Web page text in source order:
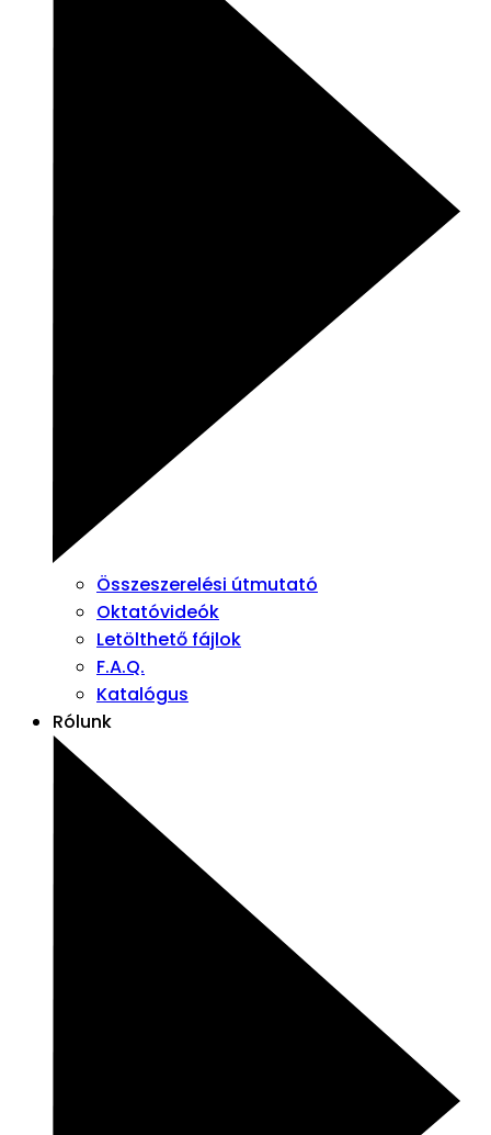
Összeszerelési útmutató
Oktatóvideók
Letölthető fájlok
F.A.Q.
Katalógus
Rólunk